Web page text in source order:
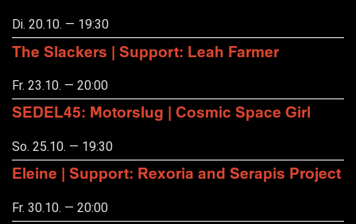
Di. 20.10. — 19:30
The Slackers | Support: Leah Farmer
Fr. 23.10. — 20:00
SEDEL45: Motorslug | Cosmic Space Girl
So. 25.10. — 19:30
Eleine | Support: Rexoria and Serapis Project
Fr. 30.10. — 20:00